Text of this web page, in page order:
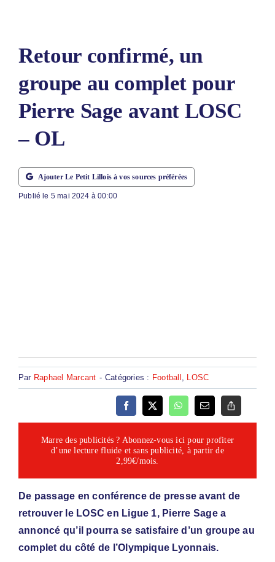
NOUS
NOUS
Retour confirmé, un
groupe au complet pour
Pierre Sage avant LOSC
– OL
Ajouter Le Petit Lillois à vos sources préférées
Publié le 5 mai 2024 à 00:00
Par Raphael Marcant - Catégories : Football , LOSC
Marre des publicités ? Abonnez-vous ici pour profiter
d’une lecture fluide et sans publicité, à partir de
2,99€/mois.
De passage en conférence de presse avant de
retrouver le LOSC en Ligue 1, Pierre Sage a
annoncé qu’il pourra se satisfaire d’un groupe au
complet du côté de l’Olympique Lyonnais.